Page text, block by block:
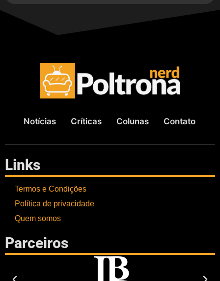
Notícias Críticas Colunas Contato
Links
Termos e Condições
Política de privacidade
Quem somos
Parceiros